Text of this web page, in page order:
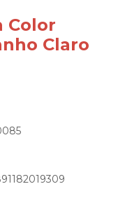
Color
Claro